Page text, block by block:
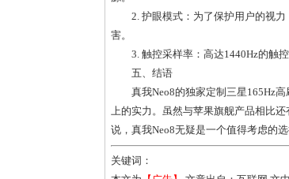
2. 护眼模式：为了保护用户的视
害。
3. 触控采样率：高达1440Hz的触
五、结语
真我Neo8的独家定制三星165Hz
上的实力。虽然与苹果旗舰产品相比
说，真我Neo8无疑是一个值得考虑的选
关键词：